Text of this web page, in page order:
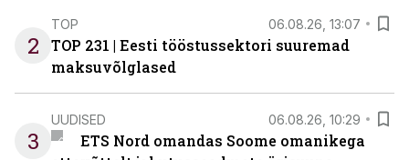
2
TOP 06.08.26, 13:07
TOP 231 | Eesti tööstussektori suuremad
maksuvõlglased
3
UUDISED 06.08.26, 10:29
ETS Nord omandas Soome omanikega